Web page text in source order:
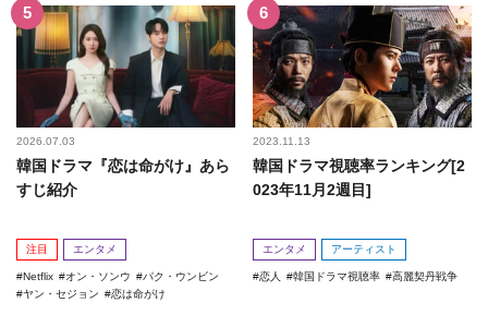
2026.07.03
韓国ドラマ『恋は命がけ』あら
すじ紹介
注目 エンタメ
Netflix オン・ソンウ
パク・ウンビン
ヤン・セジョン
恋は命がけ
2023.11.13
韓国ドラマ視聴率ランキング[2
023年11月2週目]
エンタメ アーティスト
恋人 韓国ドラマ視聴率 高麗契丹戦争